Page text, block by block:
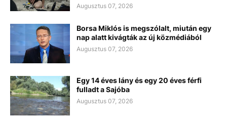
Augusztus 07, 2026
Borsa Miklós is megszólalt, miután egy
nap alatt kivágták az új közmédiából
Augusztus 07, 2026
Egy 14 éves lány és egy 20 éves férfi
fulladt a Sajóba
Augusztus 07, 2026